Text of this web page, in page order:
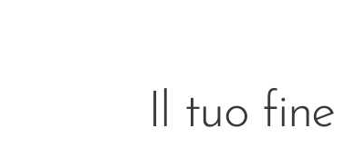
Il tuo fine